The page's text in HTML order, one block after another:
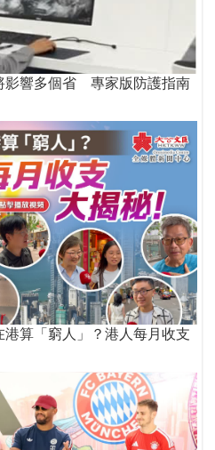
影響多個省 專家版防護指南
港算「窮人」？港人每月收支